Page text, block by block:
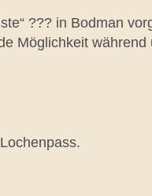
??? in Bodman
Möglichkeit